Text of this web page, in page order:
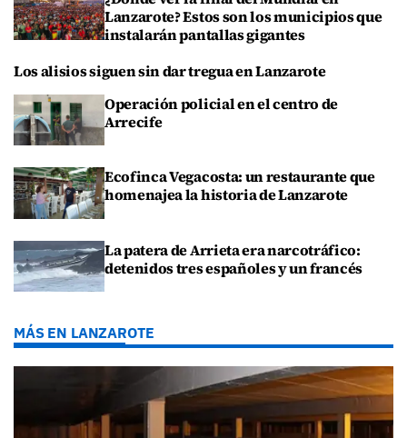
Lanzarote? Estos son los municipios que
instalarán pantallas gigantes
Los alisios siguen sin dar tregua en Lanzarote
Operación policial en el centro de
Arrecife
Ecofinca Vegacosta: un restaurante que
homenajea la historia de Lanzarote
La patera de Arrieta era narcotráfico:
detenidos tres españoles y un francés
MÁS EN LANZAROTE